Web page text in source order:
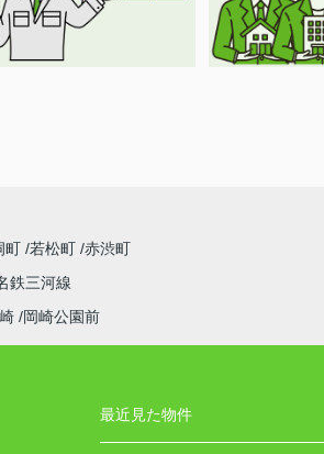
町 若松町 赤渋町
鉄三河線
岡崎公園前
最近見た物件